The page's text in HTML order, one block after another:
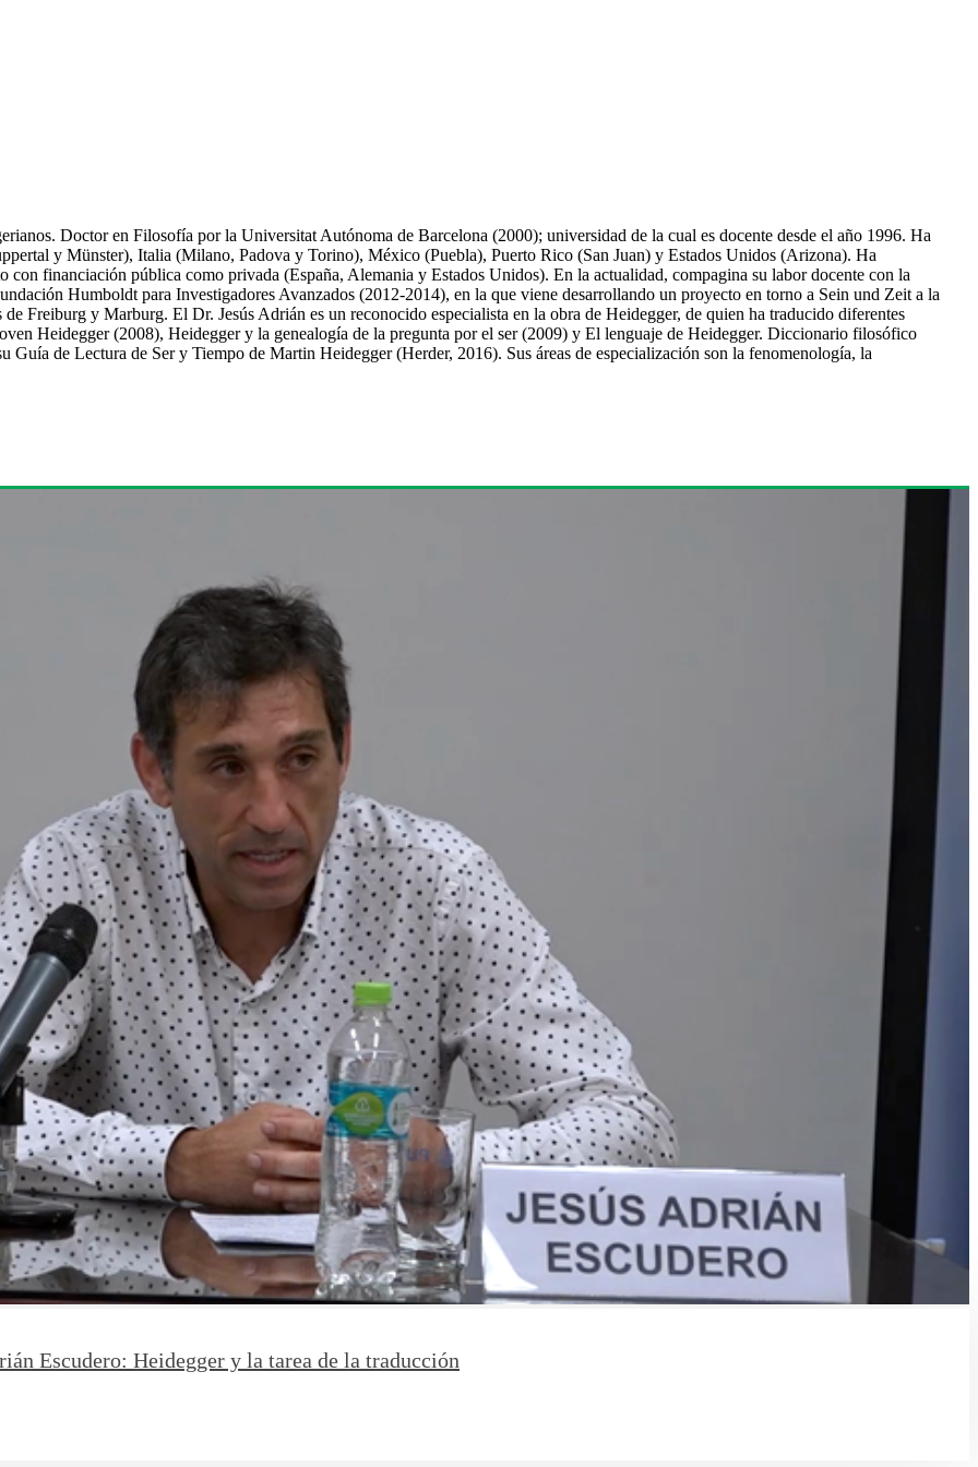
Doctor en Filosofía por la Universitat Autónoma de Barcelona (2000); universidad de la cual es docente desde el año 1996. Ha
y Münster), Italia (Milano, Padova y Torino), México (Puebla), Puerto Rico (San Juan) y Estados Unidos (Arizona). Ha
financiación pública como privada (España, Alemania y Estados Unidos). En la actualidad, compagina su labor docente con la
Humboldt para Investigadores Avanzados (2012-2014), en la que viene desarrollando un proyecto en torno a Sein und Zeit a la
Freiburg y Marburg. El Dr. Jesús Adrián es un reconocido especialista en la obra de Heidegger, de quien ha traducido diferentes
Heidegger (2008), Heidegger y la genealogía de la pregunta por el ser (2009) y El lenguaje de Heidegger. Diccionario filosófico
Guía de Lectura de Ser y Tiempo de Martin Heidegger (Herder, 2016). Sus áreas de especialización son la fenomenología, la
Escudero: Heidegger y la tarea de la traducción